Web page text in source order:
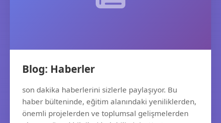
Blog: Haberler
son dakika haberlerini sizlerle paylaşıyor. Bu
haber bülteninde, eğitim alanındaki yeniliklerden,
önemli projelerden ve toplumsal gelişmelerden